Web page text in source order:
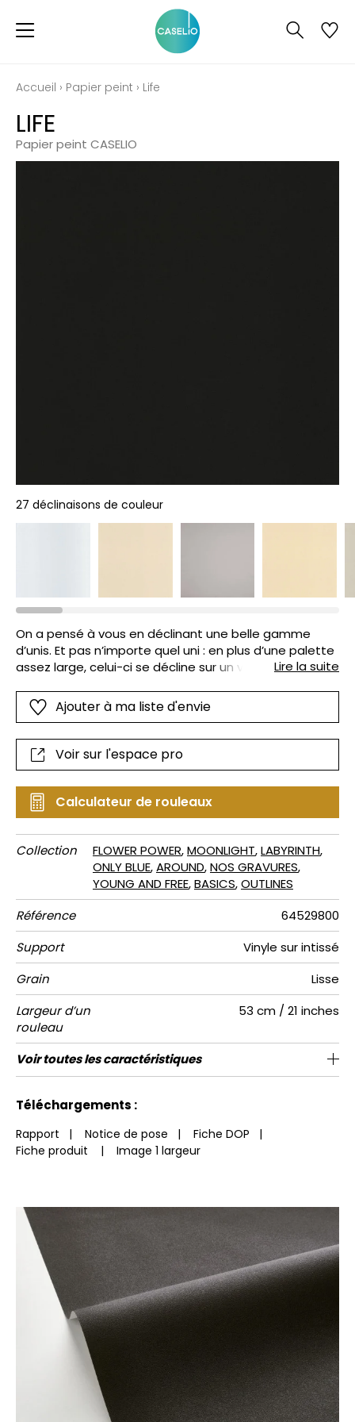
Accueil › Papier peint › Life
LIFE
Papier peint CASELIO
27 déclinaisons de couleur
On a pensé à vous en déclinant une belle gamme
d’unis. Et pas n’importe quel uni : en plus d’une palette
assez large, celui-ci se décline sur un vinyle sur intissé
intérieur.
Lire la suite
Ajouter à ma liste d'envie
Voir sur l'espace pro
Calculateur de rouleaux
Collection FLOWER POWER,MOONLIGHT,LABYRINTH,
ONLY BLUE,AROUND,NOS GRAVURES,
YOUNG AND FREE,BASICS,OUTLINES
Référence
64529800
Support
Vinyle sur intissé
Grain
Lisse
Largeur d’un
rouleau
53 cm / 21 inches
Longueur Vendu au rouleau de 10.05m / 11 yards
Raccord Raccord libre
Rapport
Vertical
53cm / 21 pouces
Poids g/m² 220
Description
produit
Papier peint uni en vinyle
Entretien Lessivable
Pose colle Encollage du mur
Dépose Arrachage à sec
Norme COV A+
ASTME84 Class A
Norme
euroclass
B s1 d0
Voir toutes les caractéristiques
Téléchargements :
Rapport | Notice de pose | Fiche DOP |
Fiche produit
| Image 1 largeur